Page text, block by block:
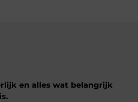
en alles wat belangrijk
is.